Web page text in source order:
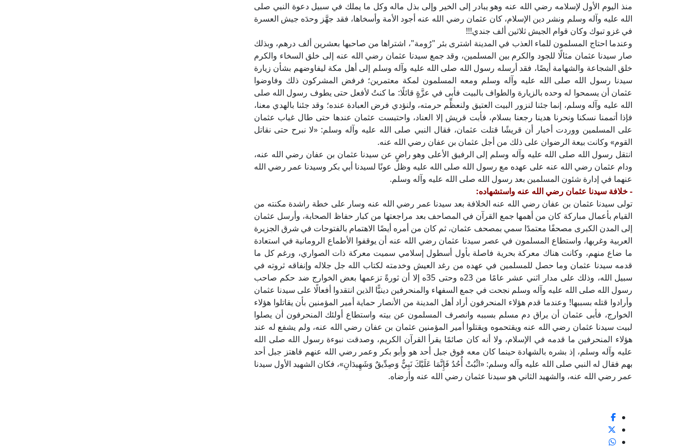
منذ اليوم الأول لإسلامه رضي الله عنه وهو يبادر إلى الخير وإلى بذل ماله وكل ما يملك في سبيل دعوة النبي صلى
الله عليه وآله وسلم ونشر دين الإسلام، كان عثمان رضي الله عنه أجود الأمة وأسخاها، فقد جهَّز وحدَه جيش العسرة
في غزو تبوك وكان قوام الجيش ثلاثين ألف جندي!!!
وعندما احتاج المسلمون للماء العذب في المدينة اشترى بئر "رُومة"، اشتراها من صاحبها بعشرين ألف درهم، وبذلك
صار سيدنا عثمان مثالًا للجود والكرم بين المسلمين، وقد جمع سيدنا عثمان رضي الله عنه إلى خلق السخاء والكرم
خلق الشجاعة والشهامة أيضًا، فقد أرسله رسول الله صلى الله عليه وآله وسلم إلى أهل مكة ليفاوضهم بشأن زيارة
سيدنا رسول الله صلى الله عليه وآله وسلم ومعه المسلمون لمكة معتمرين؛ فرفض المشركون ذلك وفاوضوا
عثمان أن يسمحوا له وحده بالزيارة والطواف بالبيت فأبى في عزَّةٍ قائلًا: ما كنتُ لأفعل حتى يطوف رسول الله صلى
الله عليه وآله وسلم، إنما جئنا لنزور البيت العتيق ولنعظِّم حرمته، ولنؤدي فرض العبادة عنده؛ وقد جئنا بالهدي معنا،
فإذا أتممنا نسكنا ونحرنا هدينا رجعنا بسلام، فأبت قريش إلا العناد، واحتبست عثمان عندها حتى طال غياب عثمان
على المسلمين ووردت أخبار أن قريشًا قتلت عثمان، فقال النبي صلى الله عليه وآله وسلم: «لا نبرح حتى نقاتل
القوم» وكانت بيعة الرضوان على ذلك من أجل عثمان بن عفان رضي الله عنه.
انتقل رسول الله صلى الله عليه وآله وسلم إلى الرفيق الأعلى وهو راضٍ عن سيدنا عثمان بن عفان رضي الله عنه،
ودام عثمان رضي الله عنه على عهده مع رسول الله صلى الله عليه وظل عونًا لسيدنا أبي بكر وسيدنا عمر رضي الله
عنهما في إدارة شئون المسلمين بعد رسول الله صلى الله عليه وآله وسلم.
- خلافة سيدنا عثمان رضي الله عنه واستشهاده:
تولى سيدنا عثمان بن عفان رضي الله عنه الخلافة بعد سيدنا عمر رضي الله عنه وسار على خطة راشدة مكنته من
القيام بأعمال مباركة كان من أهمها جمع القرآن في المصاحف بعد مراجعتها من كبار حفاظ الصحابة، وأرسل عثمان
إلى المدن الكبرى مصحفًا معتمدًا سمي بمصحف عثمان، ثم كان من أمره أيضًا الاهتمام بالفتوحات في شرق الجزيرة
العربية وغربها، واستطاع المسلمون في عصر سيدنا عثمان رضي الله عنه أن يوقفوا الأطماع الرومانية في استعادة
ما ضاع منهم، وكانت هناك معركة بحرية فاصلة بأول أسطول إسلامي سميت معركة ذات الصواري، ورغم كل ما
قدمه سيدنا عثمان وما حصل للمسلمين في عهده من رغد العيش وخدمته لكتاب الله جل جلاله وإنفاقه ثروته في
سبيل الله، وذلك على مدار اثني عشر عامًا من 23ه وحتى 35ه إلا أن ثورةً تزعمها بعض الخوارج ضد حكم صاحب
رسول الله صلى الله عليه وآله وسلم نجحت في جمع السفهاء والمنحرفين دينيًّا الذين انتقدوا أفعالًا على سيدنا عثمان
وأرادوا قتله بسببها! وعندما قدم هؤلاء المنحرفون أراد أهل المدينة من الأنصار حماية أمير المؤمنين بأن يقاتلوا هؤلاء
الخوارج، فأبى عثمان أن يراق دم مسلم بسببه وانصرف المسلمون عن بيته واستطاع أولئك المنحرفون أن يصلوا
لبيت سيدنا عثمان رضي الله عنه ويقتحموه ويقتلوا أمير المؤمنين عثمان بن عفان رضي الله عنه، ولم يشفع له عند
هؤلاء المنحرفين ما قدمه في الإسلام، ولا أنه كان صائمًا يقرأ القرآن الكريم، وصدقت نبوءة رسول الله صلى الله
عليه وآله وسلم، إذ بشره بالشهادة حينما كان معه فوق جبل أحد هو وأبو بكر وعمر رضي الله عنهم فاهتز جبل أحد
بهم فقال له النبي صلى الله عليه وآله وسلم: «اثْبُتْ أُحُدُ فَإِنَّمَا عَلَيْكَ نَبِيٌّ وَصِدِّيقٌ وَشَهِيدَانِ»، فكان الشهيد الأول سيدنا
عمر رضي الله عنه، والشهيد الثاني هو سيدنا عثمان رضي الله عنه وأرضاه.